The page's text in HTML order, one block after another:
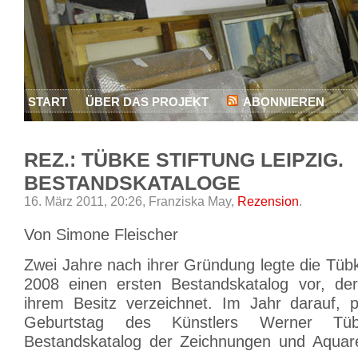
START ÜBER DAS PROJEKT ABONNIEREN
REZ.: TÜBKE STIFTUNG LEIPZIG.
BESTANDSKATALOGE
16. März 2011, 20:26, Franziska May, Rezension.
Von Simone Fleischer
Zwei Jahre nach ihrer Gründung legte die
2008 einen ersten Bestandskatalog vor,
ihrem Besitz verzeichnet. Im Jahr darauf,
Geburtstag des Künstlers Werner
Bestandskatalog der Zeichnungen und